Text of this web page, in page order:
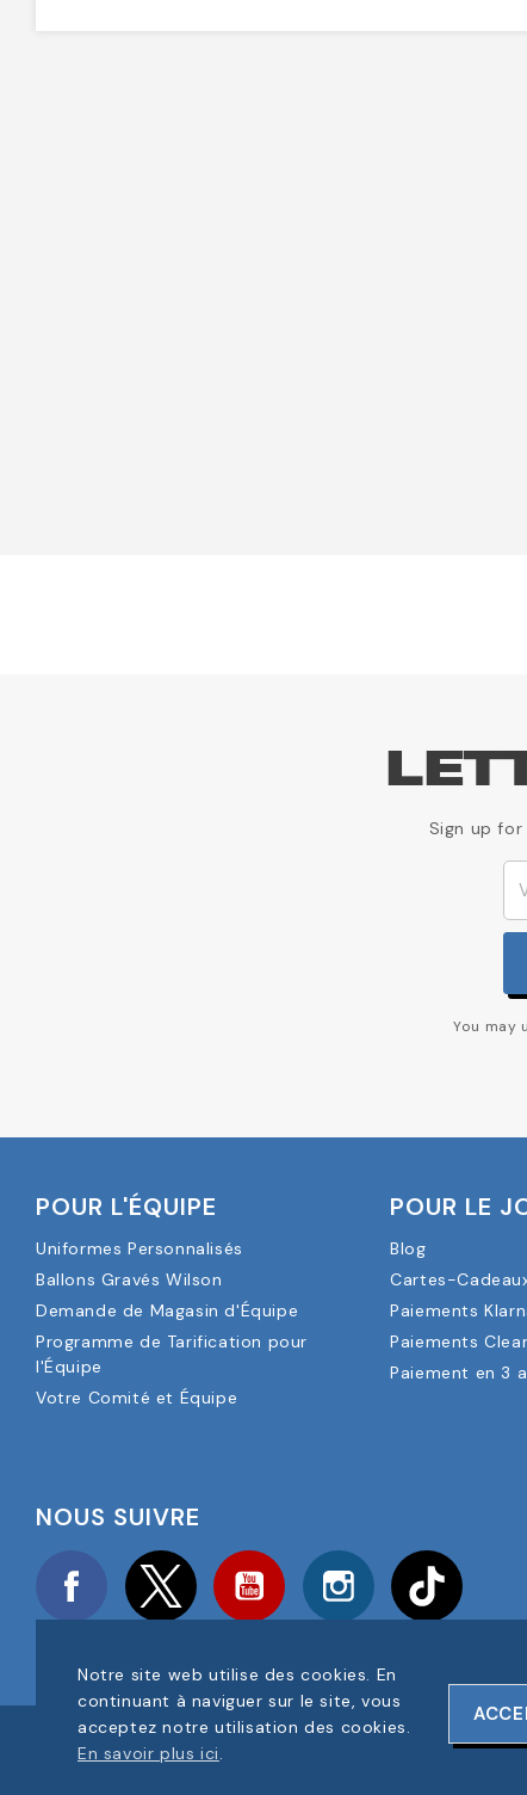
Sign up
You may
POUR L'ÉQUIPE
Uniformes Personnalisés
Ballons Gravés Wilson
Demande de Magasin d'Équipe
Programme de Tarification pour
l'Équipe
Votre Comité et Équipe
POUR LE
Blog
Cartes-
Paiements
Paiements
Paiement en 3
NOUS SUIVRE
Facebook Twitter YouTube Instagram
COPYRIGHT © 2025 FOOTBALL AMERICA UK TOUS DROITS
Notre site web utilise des cookies. En
continuant à naviguer sur le site, vous
acceptez notre utilisation des cookies.
En savoir plus ici.